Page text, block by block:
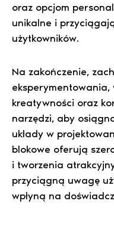
oraz opcjom
unikalne i
użytkowników.
Na zakończenie,
kreatywności oraz
narzędzi, aby
układy w
blokowe oferują
i tworzenia
przyciągną uwagę
wpłyną na